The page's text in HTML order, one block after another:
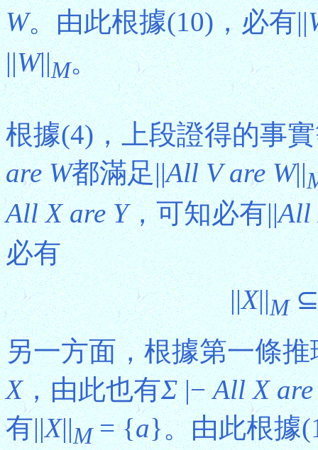
W。由此根據(10)，必有||
||W||M。
根據(4)，上段證得的事
are W都滿足||All V are W||
All X are Y，可知必有||All
必有
||X||M⊆
另一方面，根據第一條
X，由此也有Σ|−All X
有||X||M= {a}。由此根據